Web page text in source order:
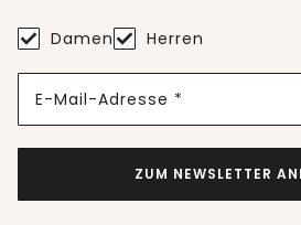
Damen Herren
E-Mail-Adresse *
ZUM NEWSLETTER